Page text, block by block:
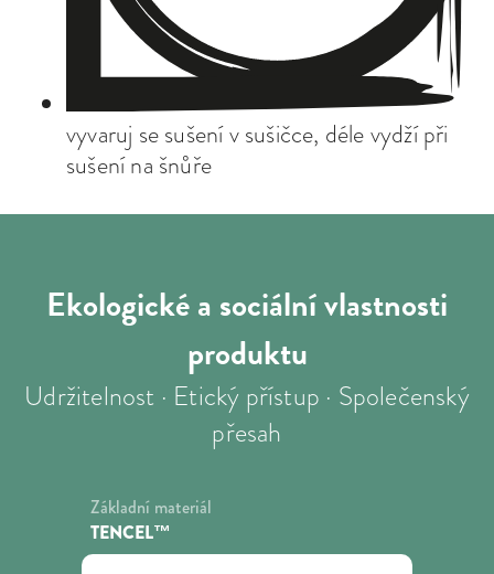
vyvaruj se sušení v sušičce, déle vydží při
sušení na šnůře
Ekologické a sociálnívlastnosti
produktu
Udržitelnost · Etický přístup · Společenský
přesah
Základní materiál
TENCEL™